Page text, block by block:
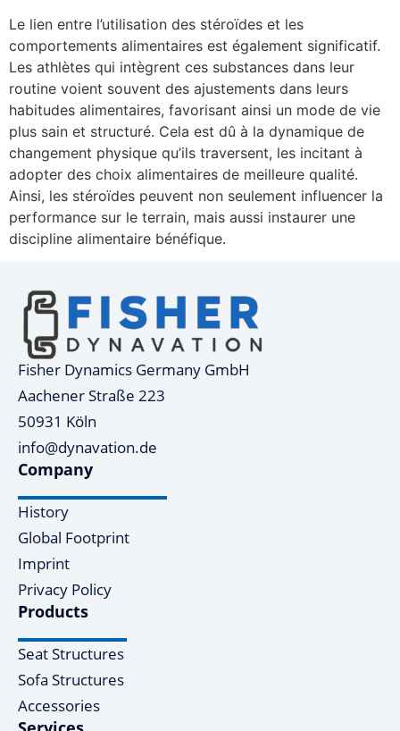
Le lien entre l’utilisation des stéroïdes et les
comportements alimentaires est également significatif.
Les athlètes qui intègrent ces substances dans leur
routine voient souvent des ajustements dans leurs
habitudes alimentaires, favorisant ainsi un mode de vie
plus sain et structuré. Cela est dû à la dynamique de
changement physique qu’ils traversent, les incitant à
adopter des choix alimentaires de meilleure qualité.
Ainsi, les stéroïdes peuvent non seulement influencer la
performance sur le terrain, mais aussi instaurer une
discipline alimentaire bénéfique.
Fisher Dynamics Germany GmbH
Aachener Straße 223
50931 Köln
info@dynavation.de
Company
History
Global Footprint
Imprint
Privacy Policy
Products
Seat Structures
Sofa Structures
Accessories